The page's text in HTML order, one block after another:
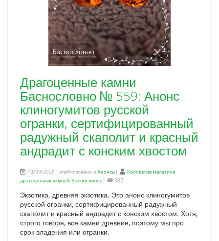
Драгоценные камни
Баснословно № 559: Анонс
клиногумитов русской
огранки, сертифицированный
радужный скаполит и красный
андрадит с конским хвостом
10/09/2025| опубликовано в Анонсы|
Коллектив магазина
драгоценных камней Баснословно| 387
Экзотика, древняя экзотика. Это анонс клиногумитов
русской огранки, сертифицированный радужный
скаполит и красный андрадит с конским хвостом. Хотя,
строго говоря, все камни древние, поэтому мы про
срок владения или огранки.